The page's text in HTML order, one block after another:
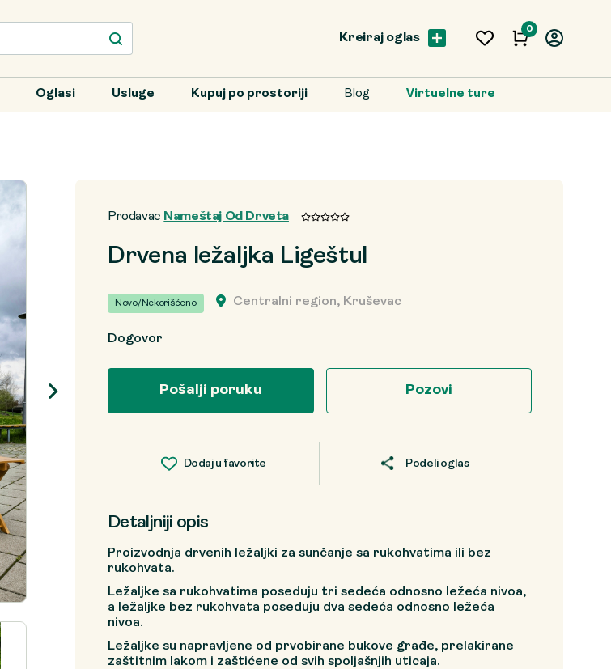
0
Kreiraj oglas
Oglasi Usluge Kupuj po prostoriji Blog Virtuelne ture
Dodaj u favorite Podeli oglas
Drvena ležaljka Ligeštul
Novo/Nekorišćeno
Dogovor
Prodavac Nameštaj Od Drveta
Centralni region, Kruševac
Pošalji poruku Pozovi
Detaljniji opis
Proizvodnja drvenih ležaljki za sunčanje sa rukohvatima ili bez
rukohvata.
Ležaljke sa rukohvatima poseduju tri sedeća odnosno ležeća nivoa,
a ležaljke bez rukohvata poseduju dva sedeća odnosno ležeća
nivoa.
Ležaljke su napravljene od prvobirane bukove građe, prelakirane
zaštitnim lakom i zaštićene od svih spoljašnjih uticaja.